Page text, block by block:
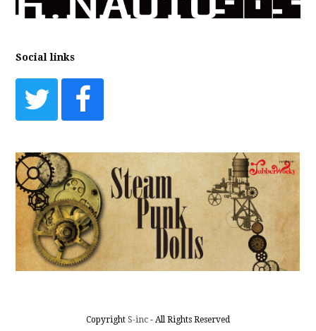
Social links
TwitterFacebook
Copyright S-inc - All Rights Reserved